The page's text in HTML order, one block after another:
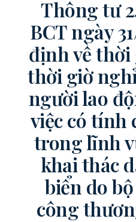
Thông tư
BCT ngày
định về thời
thời giờ
người lao
việc có tính
trong lĩnh
khai thác
biển do
công